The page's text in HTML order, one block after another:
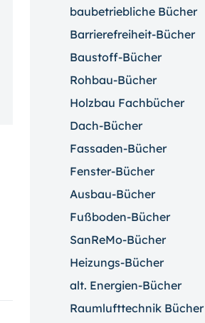
baubetriebliche Bücher
Barrierefreiheit-Bücher
Baustoff-Bücher
Rohbau-Bücher
Holzbau Fachbücher
Dach-Bücher
Fassaden-Bücher
Fenster-Bücher
Ausbau-Bücher
Fußboden-Bücher
SanReMo-Bücher
Heizungs-Bücher
alt. Energien-Bücher
Raumlufttechnik Bücher